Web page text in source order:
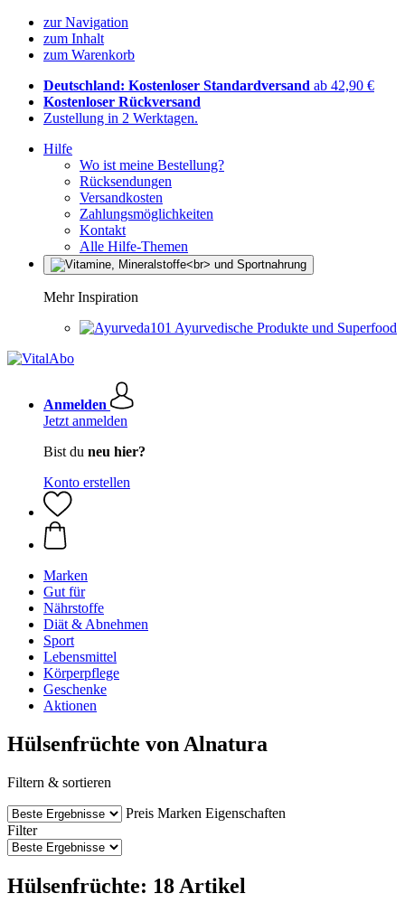
zur Navigation
zum Inhalt
zum Warenkorb
Deutschland: Kostenloser Standardversand ab 42,90 €
Kostenloser Rückversand
Zustellung in 2 Werktagen.
Hilfe
Wo ist meine Bestellung?
Rücksendungen
Versandkosten
Zahlungsmöglichkeiten
Kontakt
Alle Hilfe-Themen
Mehr Inspiration
Ayurvedische Produkte und Superfood
Anmelden
Jetzt anmelden
Bist du neu hier?
Konto erstellen
Marken
Gut für
Nährstoffe
Diät & Abnehmen
Sport
Lebensmittel
Körperpflege
Geschenke
Aktionen
Hülsenfrüchte von Alnatura
Filtern & sortieren
Preis Marken Eigenschaften
Filter
Hülsenfrüchte: 18 Artikel